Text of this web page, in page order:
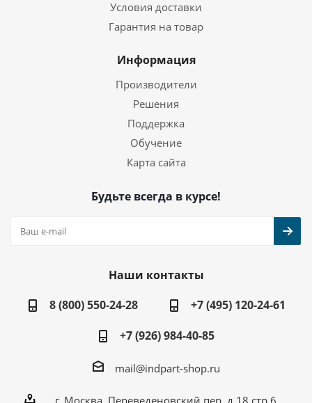
Условия доставки
Гарантия на товар
Информация
Производители
Решения
Поддержка
Обучение
Карта сайта
Будьте всегда в курсе!
Наши контакты
8 (800) 550-24-28
+7 (495) 120-24-61
+7 (926) 984-40-85
mail@indpart-shop.ru
г. Москва, Переведеновский пер, д.18 стр.6,